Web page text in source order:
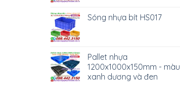
Sóng nhựa bít HS017
Pallet nhựa
1200x1000x150mm - màu
xanh dương và đen